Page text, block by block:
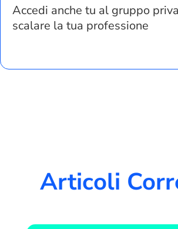
Accedi anche tu al gruppo
scalare la tua professione
Articoli